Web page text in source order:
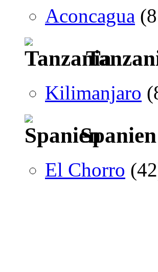
Aconcagua
Kilimanjaro
Spanien
El Chorro